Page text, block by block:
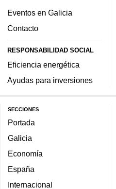
Eventos en Galicia
Contacto
RESPONSABILIDAD SOCIAL
Eficiencia energética
Ayudas para inversiones
SECCIONES
Portada
Galicia
Economía
España
Internacional